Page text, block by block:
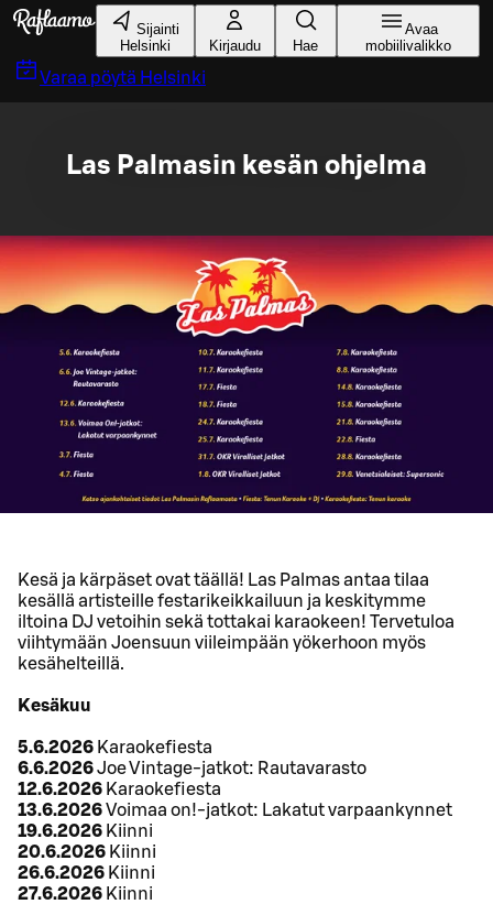
Siirry pääsisältöön
Sijainti
Helsinki
Kirjaudu Hae
Avaa
mobiilivalikko
Varaa pöytä Helsinki
Las Palmasin kesän ohjelma
Kesä ja kärpäset ovat täällä! Las Palmas antaa tilaa
kesällä artisteille festarikeikkailuun ja keskitymme
iltoina DJ vetoihin sekä tottakai karaokeen! Tervetuloa
viihtymään Joensuun viileimpään yökerhoon myös
kesähelteillä.
Kesäkuu
5.6.2026 Karaokefiesta
6.6.2026Joe Vintage-jatkot: Rautavarasto
12.6.2026 Karaokefiesta
13.6.2026Voimaa on!-jatkot: Lakatut varpaankynnet
19.6.2026 Kiinni
20.6.2026 Kiinni
26.6.2026 Kiinni
27.6.2026 Kiinni